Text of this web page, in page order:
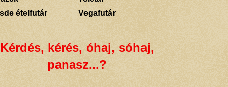
ételfutár
Vegafutár
Kérdés, kérés, óhaj, sóhaj,
panasz...?